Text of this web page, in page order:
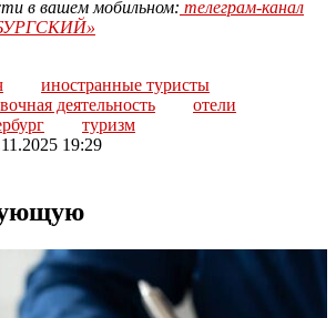
в вашем мобильном: телеграм-канал
иностранные туристы
деятельность
отели
туризм
19:29